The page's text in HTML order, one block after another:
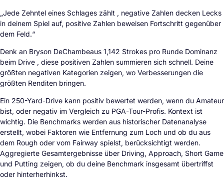
„Jede Zehntel eines Schlages zählt , negative Zahlen decken Lecks
in deinem Spiel auf, positive Zahlen beweisen Fortschritt gegenüber
dem Feld.“
Denk an Bryson DeChambeaus 1,142 Strokes pro Runde Dominanz
beim Drive , diese positiven Zahlen summieren sich schnell. Deine
größten negativen Kategorien zeigen, wo Verbesserungen die
größten Renditen bringen.
Ein 250-Yard-Drive kann positiv bewertet werden, wenn du Amateur
bist, oder negativ im Vergleich zu PGA-Tour-Profis. Kontext ist
wichtig. Die Benchmarks werden aus historischer Datenanalyse
erstellt, wobei Faktoren wie Entfernung zum Loch und ob du aus
dem Rough oder vom Fairway spielst, berücksichtigt werden.
Aggregierte Gesamtergebnisse über Driving, Approach, Short Game
und Putting zeigen, ob du deine Benchmark insgesamt übertriffst
oder hinterherhinkst.